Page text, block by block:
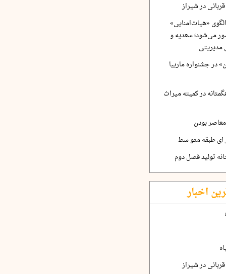
در شیراز
«هیات‌امنایی»
می‌شود؛ سعدیه و
مدیریتی
در جشنواره ماربیا
در کمیته میراث
بودن
ای طبقه متو سط
تولید فصل دوم
اخبار
در شیراز